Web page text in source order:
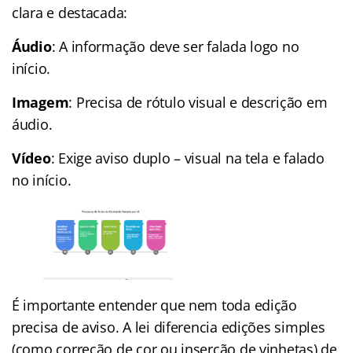
clara e destacada:
Áudio: A informação deve ser falada logo no
início.
Imagem: Precisa de rótulo visual e descrição em
áudio.
Vídeo: Exige aviso duplo – visual na tela e falado
no início.
É importante entender que nem toda edição
precisa de aviso. A lei diferencia edições simples
(como correção de cor ou inserção de vinhetas) de